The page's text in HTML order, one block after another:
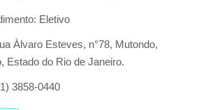
Eletivo
Àlvaro Esteves, n°78, Mutondo,
Estado do Rio de Janeiro.
3858-0440